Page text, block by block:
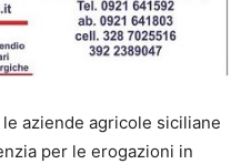
aziende agricole siciliane
per le erogazioni in